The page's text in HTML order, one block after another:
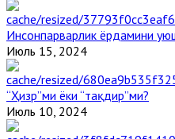
Инсонпарварлик ёрдамини
Июль 15, 2024
“Ҳизр”ми ёки “тақдир”ми?
Июль 10, 2024